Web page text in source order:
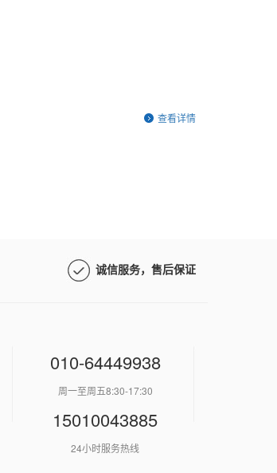
查看详情
诚信服务，售后保证
010-64449938
周一至周五8:30-17:30
15010043885
24小时服务热线